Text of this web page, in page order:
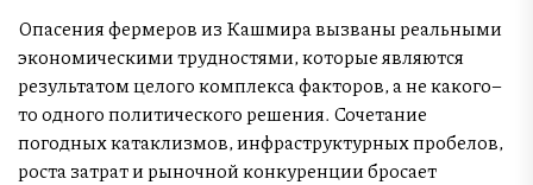
Опасения фермеров из Кашмира вызваны реальными
экономическими трудностями, которые являются
результатом целого комплекса факторов, а не какого–
то одного политического решения. Сочетание
погодных катаклизмов, инфраструктурных пробелов,
роста затрат и рыночной конкуренции бросает